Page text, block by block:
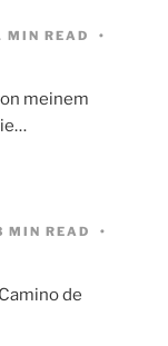
MIN READ
meinem
MIN READ
de